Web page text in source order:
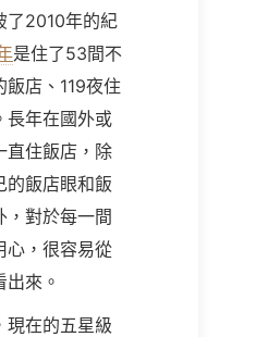
了2010年的紀
是住了53間不
飯店、119夜住
長年在國外或
直住飯店，除
的飯店眼和飯
，對於每一間
心，很容易從
來。
現在的五星級